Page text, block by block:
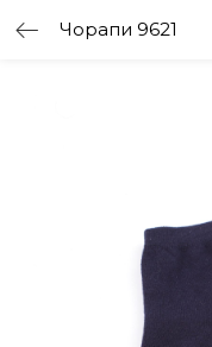
Чорапи 9621
LOGIN
Enter your username
Remember me